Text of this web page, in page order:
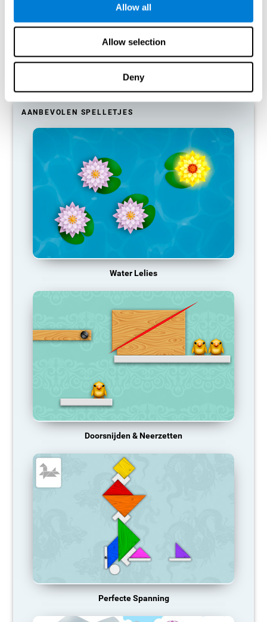
Allow all
Allow selection
Deny
Onze hersenen zijn ontworpen om middelen te besparen, dus ze
hebben de neiging om verbindingen die niet vaak worden gebruikt
te elimineren. Op deze manier, als een specifiek cognitief
vermogen niet vaak wordt gebruikt, bieden de hersenen geen
steeds zwakker. Dit maakt ons minder in staat om deze
cognitieve functie te gebruiken, waardoor we minder effectief in
AANBEVOLEN SPELLETJES
Water Lelies
Doorsnijden & Neerzetten
Perfecte Spanning